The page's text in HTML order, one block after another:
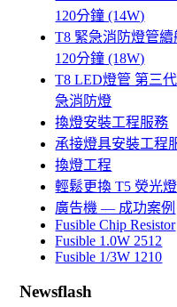
120分鐘 (14W)
T8 緊急消防燈管續
120分鐘 (18W)
T8 LED燈管 第三
急消防燈
換燈安裝工程服務
承接燈具安裝工程
換燈工程
輕鬆更換 T5 熒光
廣告機 — 成功案例
Fusible Chip Resistor
Fusible 1.0W 2512
Fusible 1/3W 1210
Newsflash